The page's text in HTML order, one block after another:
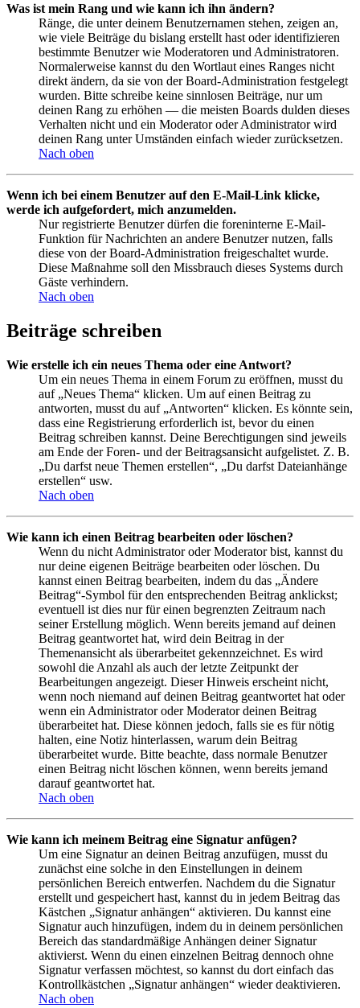
Was ist mein Rang und wie kann ich ihn ändern?
Ränge, die unter deinem Benutzernamen stehen, zeigen an,
wie viele Beiträge du bislang erstellt hast oder identifizieren
bestimmte Benutzer wie Moderatoren und Administratoren.
Normalerweise kannst du den Wortlaut eines Ranges nicht
direkt ändern, da sie von der Board-Administration festgelegt
wurden. Bitte schreibe keine sinnlosen Beiträge, nur um
deinen Rang zu erhöhen — die meisten Boards dulden dieses
Verhalten nicht und ein Moderator oder Administrator wird
deinen Rang unter Umständen einfach wieder zurücksetzen.
Nach oben
Wenn ich bei einem Benutzer auf den E-Mail-Link klicke,
werde ich aufgefordert, mich anzumelden.
Nur registrierte Benutzer dürfen die foreninterne E-Mail-
Funktion für Nachrichten an andere Benutzer nutzen, falls
diese von der Board-Administration freigeschaltet wurde.
Diese Maßnahme soll den Missbrauch dieses Systems durch
Gäste verhindern.
Nach oben
Beiträge schreiben
Wie erstelle ich ein neues Thema oder eine Antwort?
Um ein neues Thema in einem Forum zu eröffnen, musst du
auf „Neues Thema“ klicken. Um auf einen Beitrag zu
antworten, musst du auf „Antworten“ klicken. Es könnte sein,
dass eine Registrierung erforderlich ist, bevor du einen
Beitrag schreiben kannst. Deine Berechtigungen sind jeweils
am Ende der Foren- und der Beitragsansicht aufgelistet. Z. B.
„Du darfst neue Themen erstellen“, „Du darfst Dateianhänge
erstellen“ usw.
Nach oben
Wie kann ich einen Beitrag bearbeiten oder löschen?
Wenn du nicht Administrator oder Moderator bist, kannst du
nur deine eigenen Beiträge bearbeiten oder löschen. Du
kannst einen Beitrag bearbeiten, indem du das „Ändere
Beitrag“-Symbol für den entsprechenden Beitrag anklickst;
eventuell ist dies nur für einen begrenzten Zeitraum nach
seiner Erstellung möglich. Wenn bereits jemand auf deinen
Beitrag geantwortet hat, wird dein Beitrag in der
Themenansicht als überarbeitet gekennzeichnet. Es wird
sowohl die Anzahl als auch der letzte Zeitpunkt der
Bearbeitungen angezeigt. Dieser Hinweis erscheint nicht,
wenn noch niemand auf deinen Beitrag geantwortet hat oder
wenn ein Administrator oder Moderator deinen Beitrag
überarbeitet hat. Diese können jedoch, falls sie es für nötig
halten, eine Notiz hinterlassen, warum dein Beitrag
überarbeitet wurde. Bitte beachte, dass normale Benutzer
einen Beitrag nicht löschen können, wenn bereits jemand
darauf geantwortet hat.
Nach oben
Wie kann ich meinem Beitrag eine Signatur anfügen?
Um eine Signatur an deinen Beitrag anzufügen, musst du
zunächst eine solche in den Einstellungen in deinem
persönlichen Bereich entwerfen. Nachdem du die Signatur
erstellt und gespeichert hast, kannst du in jedem Beitrag das
Kästchen „Signatur anhängen“ aktivieren. Du kannst eine
Signatur auch hinzufügen, indem du in deinem persönlichen
Bereich das standardmäßige Anhängen deiner Signatur
aktivierst. Wenn du einen einzelnen Beitrag dennoch ohne
Signatur verfassen möchtest, so kannst du dort einfach das
Kontrollkästchen „Signatur anhängen“ wieder deaktivieren.
Nach oben